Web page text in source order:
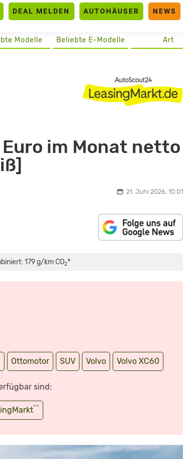
DEAL MELDEN AUTOHÄUSER NEWS
Art
Beliebte E-Modelle
Modelle
im Monat netto
21. Juni 2026, 10:01
179 g/km CO2*
Ottomotor SUV Volvo Volvo XC60
sind:
**